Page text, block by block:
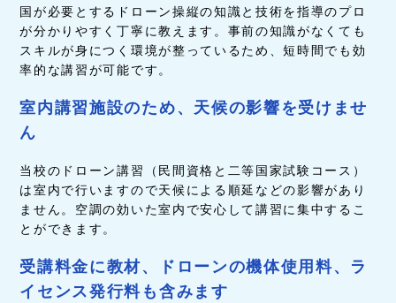
国が必要とするドローン操縦の知識と技術を指導のプロ
が分かりやすく丁寧に教えます。事前の知識がなくても
スキルが身につく環境が整っているため、短時間でも効
率的な講習が可能です。
室内講習施設のため、天候の影響を受けませ
ん
当校のドローン講習（民間資格と二等国家試験コース）
は室内で行いますので天候による順延などの影響があり
ません。空調の効いた室内で安心して講習に集中するこ
とができます。
受講料金に教材、ドローンの機体使用料、ラ
イセンス発行料も含みます